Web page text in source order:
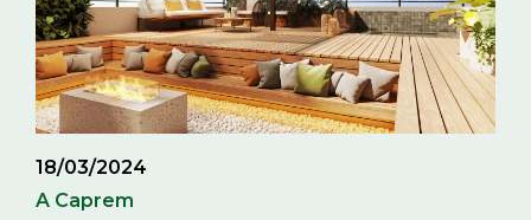
18/03/2024
A Caprem